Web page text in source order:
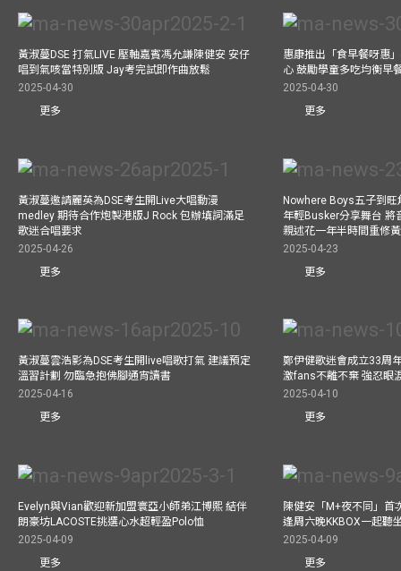
黃淑蔓DSE 打氣LIVE 壓軸嘉賓馮允謙陳健安 安仔
唱到氣咳當特別版 Jay考完試即作曲放鬆
2025-04-30
更多
惠康推出「食早餐呀惠
心 鼓勵學童多吃均衡早
2025-04-30
更多
黃淑蔓邀請麗英為DSE考生開Live大唱動漫
medley 期待合作炮製港版J Rock 包辦填詞滿足
歌迷合唱要求
2025-04-26
更多
Nowhere Boys五子到
年輕Busker分享舞台 將
親述花一年半時間重修
2025-04-23
更多
黃淑蔓雲浩影為DSE考生開live唱歌打氣 建議預定
溫習計劃 勿臨急抱佛腳通宵讀書
2025-04-16
更多
鄭伊健歌迷會成立33周
激fans不離不棄 強忍眼
2025-04-10
更多
Evelyn與Vian歡迎新加盟寰亞小師弟江博熙 結伴
朗豪坊LACOSTE挑選心水超輕盈Polo恤
2025-04-09
更多
陳健安「M+夜不同」首
逢周六晚KKBOX一起聽
2025-04-09
更多